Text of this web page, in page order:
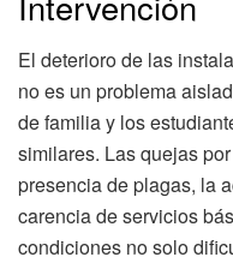
El deterioro de las
no es un problema
de familia y los
similares. Las quejas
presencia de plagas, la
carencia de servicios
condiciones no solo